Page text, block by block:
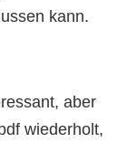
kann.
aber
wiederholt,